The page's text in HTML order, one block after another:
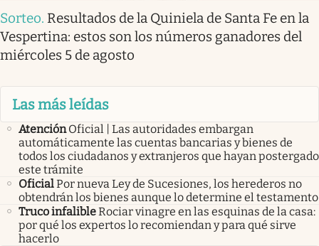
Sorteo. Resultados de la Quiniela de Santa Fe en la
Vespertina: estos son los números ganadores del
miércoles 5 de agosto
Las más leídas
Atención Oficial | Las autoridades embargan
automáticamente las cuentas bancarias y bienes de
todos los ciudadanos y extranjeros que hayan postergado
este trámite
OficialPor nueva Ley de Sucesiones, los herederos no
obtendrán los bienes aunque lo determine el testamento
Truco infalibleRociar vinagre en las esquinas de la casa:
por qué los expertos lo recomiendan y para qué sirve
hacerlo